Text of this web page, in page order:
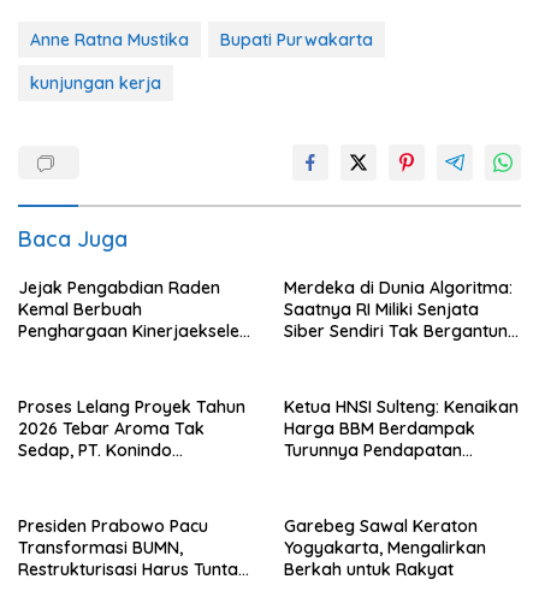
Anne Ratna Mustika
Bupati Purwakarta
kunjungan kerja
Baca Juga
Jejak Pengabdian Raden
Kemal Berbuah
Penghargaan Kinerjaekselen
Merdeka di Dunia Algoritma:
Saatnya RI Miliki Senjata
Siber Sendiri Tak Bergantung
Proses Lelang Proyek Tahun
2026 Tebar Aroma Tak
Sedap, PT. Konindo
Ketua HNSI Sulteng: Kenaikan
Harga BBM Berdampak
Turunnya Pendapatan
Presiden Prabowo Pacu
Transformasi BUMN,
Restrukturisasi Harus Tuntas
Garebeg Sawal Keraton
Yogyakarta, Mengalirkan
Berkah untuk Rakyat